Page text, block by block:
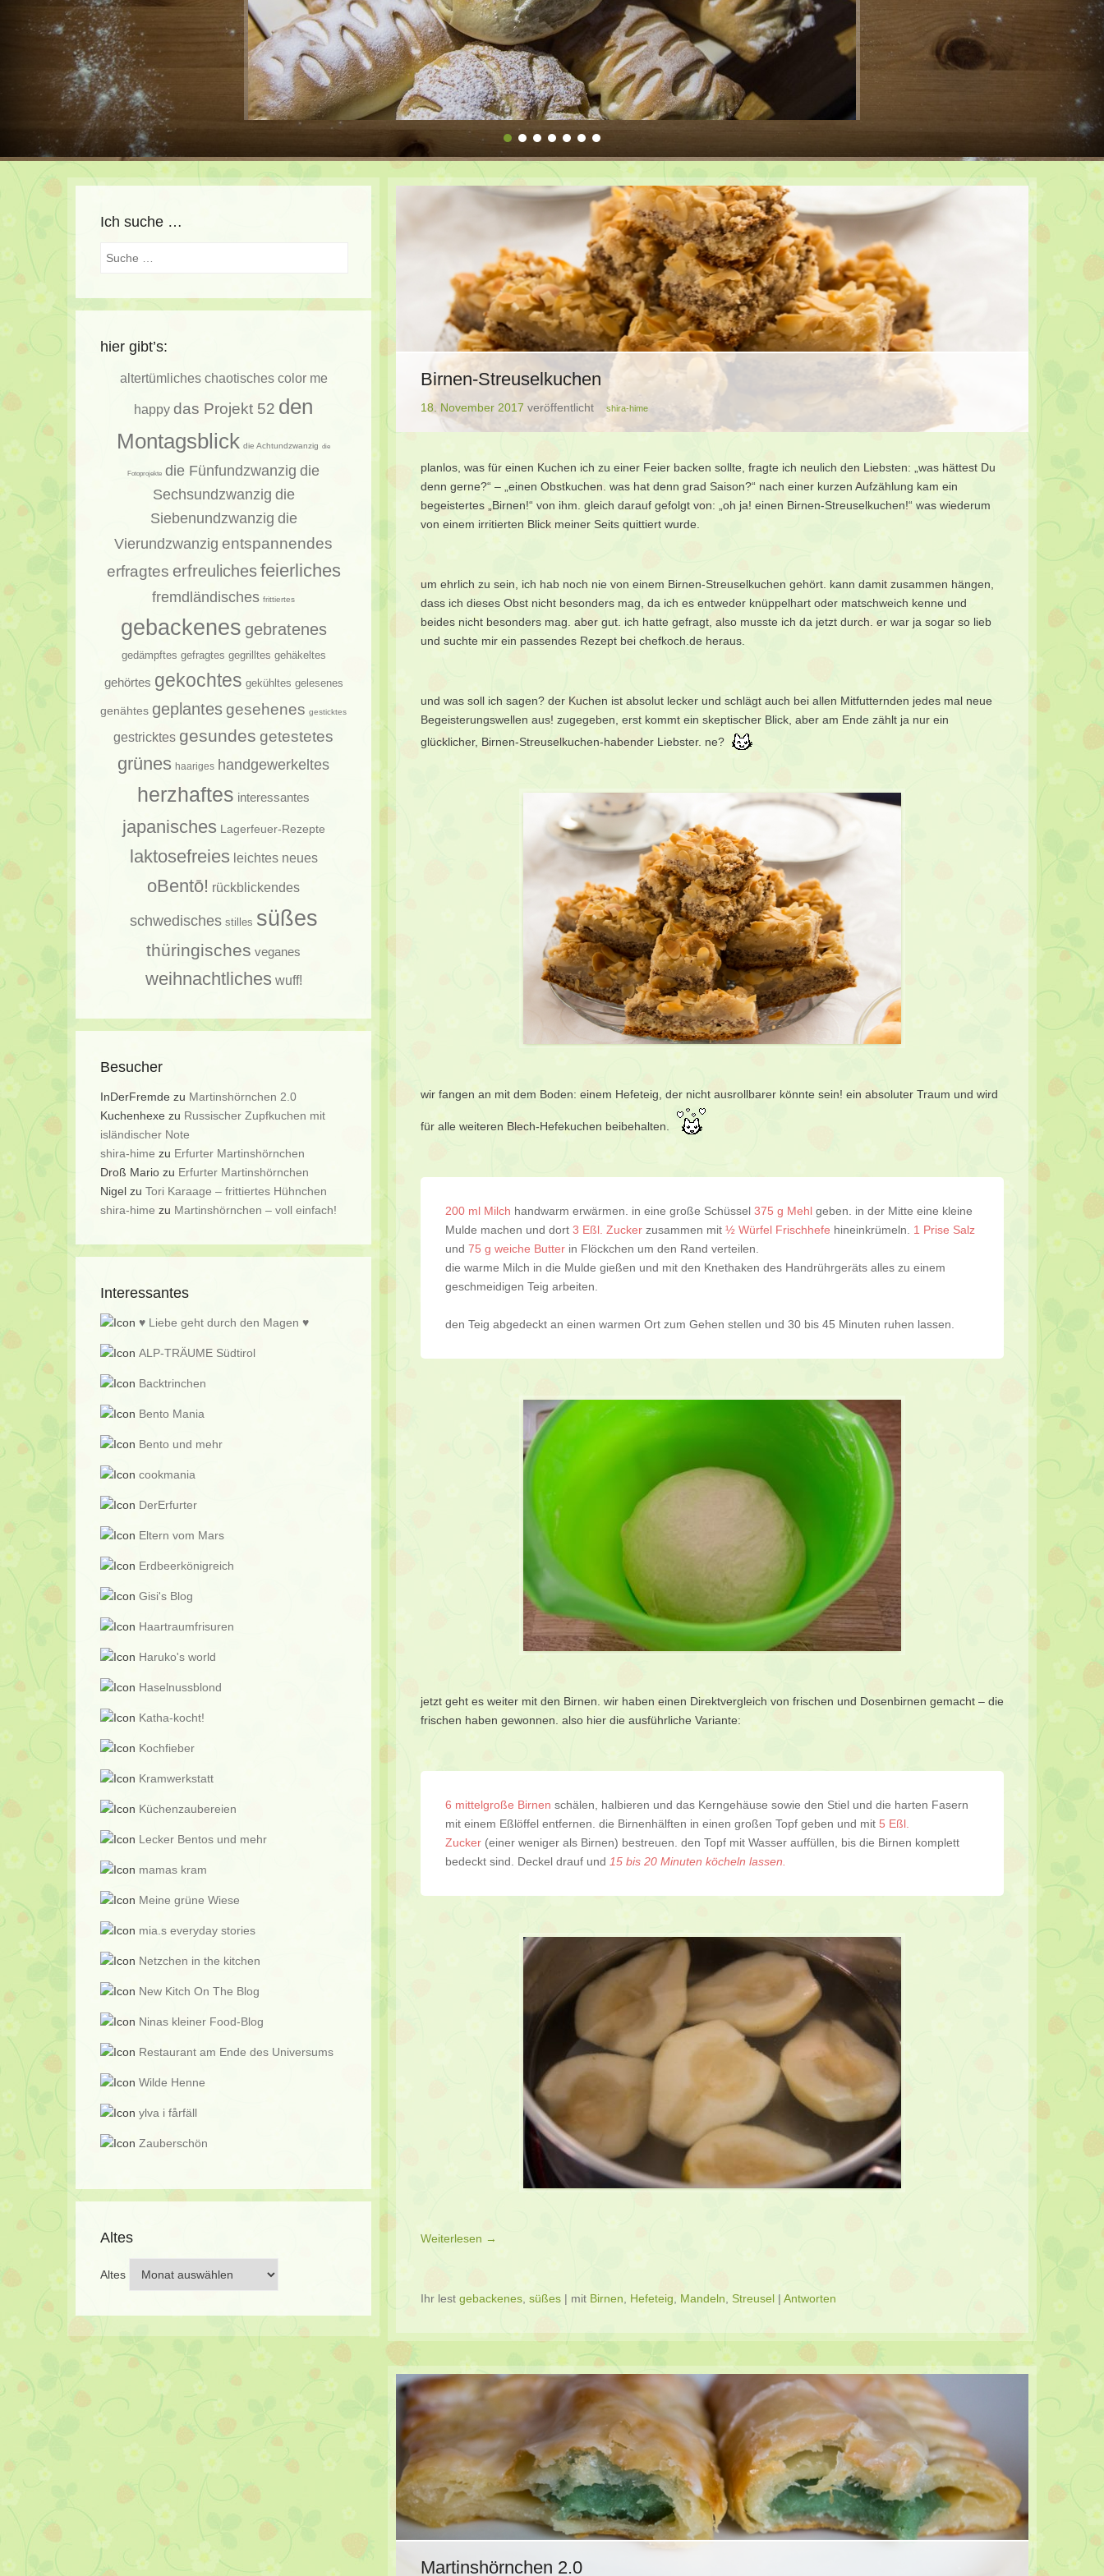
2 3 4 5 6 7
Birnen-Streuselkuchen
18. November 2017 veröffentlicht shira-hime
planlos, was für einen Kuchen ich zu einer Feier backen sollte, fragte ich neulich den Liebsten: „was hättest Du
denn gerne?“ – „einen Obstkuchen. was hat denn grad Saison?“ nach einer kurzen Aufzählung kam ein
begeistertes „Birnen!“ von ihm. gleich darauf gefolgt von: „oh ja! einen Birnen-Streuselkuchen!“ was wiederum
von einem irritierten Blick meiner Seits quittiert wurde.
um ehrlich zu sein, ich hab noch nie von einem Birnen-Streuselkuchen gehört. kann damit zusammen hängen,
dass ich dieses Obst nicht besonders mag, da ich es entweder knüppelhart oder matschweich kenne und
beides nicht besonders mag. aber gut. ich hatte gefragt, also musste ich da jetzt durch. er war ja sogar so lieb
und suchte mir ein passendes Rezept bei chefkoch.de heraus.
und was soll ich sagen? der Kuchen ist absolut lecker und schlägt auch bei allen Mitfutternden jedes mal neue
Begeisterungswellen aus! zugegeben, erst kommt ein skeptischer Blick, aber am Ende zählt ja nur ein
glücklicher, Birnen-Streuselkuchen-habender Liebster. ne?
wir fangen an mit dem Boden: einem Hefeteig, der nicht ausrollbarer könnte sein! ein absoluter Traum und wird
für alle weiteren Blech-Hefekuchen beibehalten.
200 ml Milch handwarm erwärmen. in eine große Schüssel 375 g Mehl geben. in der Mitte eine kleine
Mulde machen und dort 3 Eßl. Zucker zusammen mit ½ Würfel Frischhefe hineinkrümeln. 1 Prise Salz
und 75 g weiche Butter in Flöckchen um den Rand verteilen.
die warme Milch in die Mulde gießen und mit den Knethaken des Handrührgeräts alles zu einem
geschmeidigen Teig arbeiten.
den Teig abgedeckt an einen warmen Ort zum Gehen stellen und 30 bis 45 Minuten ruhen lassen.
jetzt geht es weiter mit den Birnen. wir haben einen Direktvergleich von frischen und Dosenbirnen gemacht – die
frischen haben gewonnen. also hier die ausführliche Variante:
6 mittelgroße Birnen schälen, halbieren und das Kerngehäuse sowie den Stiel und die harten Fasern
mit einem Eßlöffel entfernen. die Birnenhälften in einen großen Topf geben und mit 5 Eßl.
Zucker (einer weniger als Birnen) bestreuen. den Topf mit Wasser auffüllen, bis die Birnen komplett
bedeckt sind. Deckel drauf und 15 bis 20 Minuten köcheln lassen.
Weiterlesen →
Ihr lest gebackenes, süßes | mit Birnen, Hefeteig, Mandeln, Streusel | Antworten
Martinshörnchen 2.0
Ich suche …
Suche
hier gibt’s:
altertümliches chaotisches color me
happy das Projekt 52 den
Montagsblick die Achtundzwanzig die
Fotoprojekte die Fünfundzwanzig die
Sechsundzwanzig die
Siebenundzwanzig die
Vierundzwanzig entspannendes
erfragtes erfreuliches feierliches
fremdländisches frittiertes
gebackenes gebratenes
gedämpftes gefragtes gegrilltes gehäkeltes
gehörtes gekochtes gekühltes gelesenes
genähtes geplantesgesehenes gesticktes
gestricktes gesundes getestetes
grünes haariges handgewerkeltes
herzhaftes interessantes
japanisches Lagerfeuer-Rezepte
laktosefreies leichtes neues
oBentō! rückblickendes
schwedisches stilles süßes
thüringisches veganes
weihnachtliches wuff!
Besucher
InDerFremde zu Martinshörnchen 2.0
Kuchenhexe zu Russischer Zupfkuchen mit
isländischer Note
shira-hime zu Erfurter Martinshörnchen
Droß Mario zu Erfurter Martinshörnchen
Nigel zu Tori Karaage – frittiertes Hühnchen
shira-hime zu Martinshörnchen – voll einfach!
Interessantes
♥ Liebe geht durch den Magen ♥
ALP-TRÄUME Südtirol
Backtrinchen
Bento Mania
Bento und mehr
cookmania
DerErfurter
Eltern vom Mars
Erdbeerkönigreich
Gisi's Blog
Haartraumfrisuren
Haruko's world
Haselnussblond
Katha-kocht!
Kochfieber
Kramwerkstatt
Küchenzaubereien
Lecker Bentos und mehr
mamas kram
Meine grüne Wiese
mia.s everyday stories
Netzchen in the kitchen
New Kitch On The Blog
Ninas kleiner Food-Blog
Restaurant am Ende des Universums
Wilde Henne
ylva i fårfäll
Zauberschön
Altes
Altes